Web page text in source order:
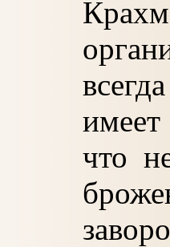
что